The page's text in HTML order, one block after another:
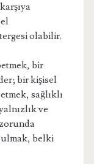
olabilir.
bir
bir kişisel
sağlıklı
ve
belki